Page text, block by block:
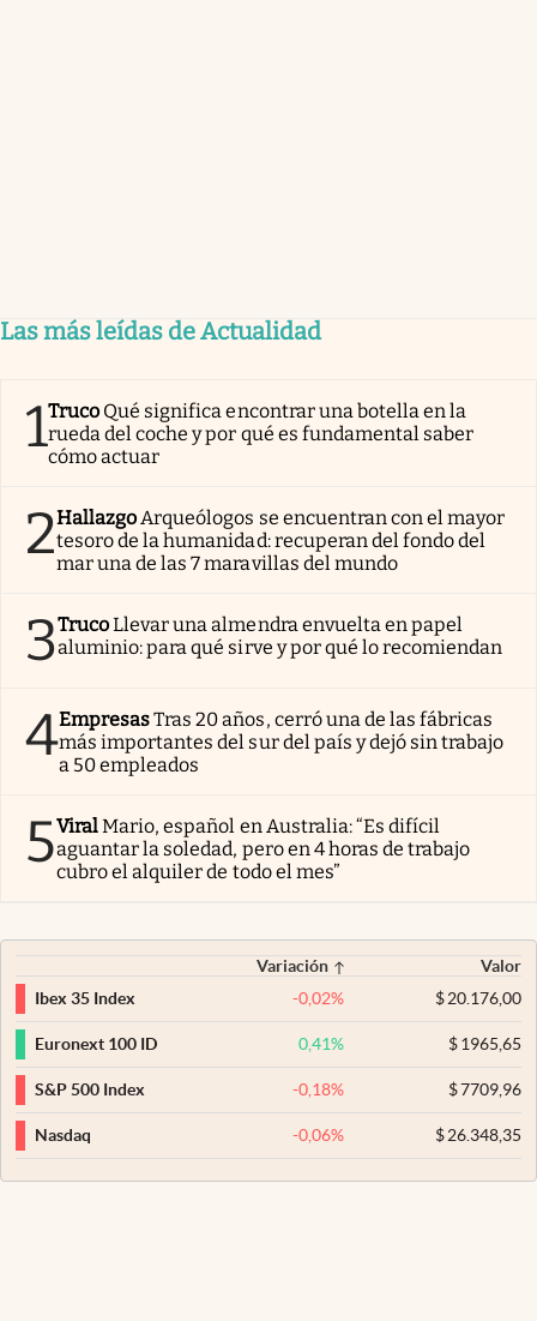
Las más leídas de Actualidad
1Truco Qué significa encontrar una botella en la
rueda del coche y por qué es fundamental saber
cómo actuar
2Hallazgo Arqueólogos se encuentran con el mayor
tesoro de la humanidad: recuperan del fondo del
mar una de las 7 maravillas del mundo
3TrucoLlevar una almendra envuelta en papel
aluminio: para qué sirve y por qué lo recomiendan
4EmpresasTras 20 años, cerró una de las fábricas
más importantes del sur del país y dejó sin trabajo
a 50 empleados
5ViralMario, español en Australia: “Es difícil
aguantar la soledad, pero en 4 horas de trabajo
cubro el alquiler de todo el mes”
Variación
Valor
Ibex 35 Index
-0,02% $20.176,00
Euronext 100 ID 0,41% $1965,65
S&P 500 Index -0,18% $7709,96
Nasdaq -0,06% $26.348,35